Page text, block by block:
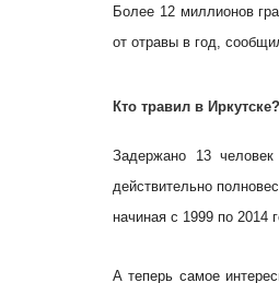
Более 12 миллионов
от отравы в год,
Кто травил в Иркутске?
Задержано 13
действительно
начиная с 1999 по 2014
А теперь самое